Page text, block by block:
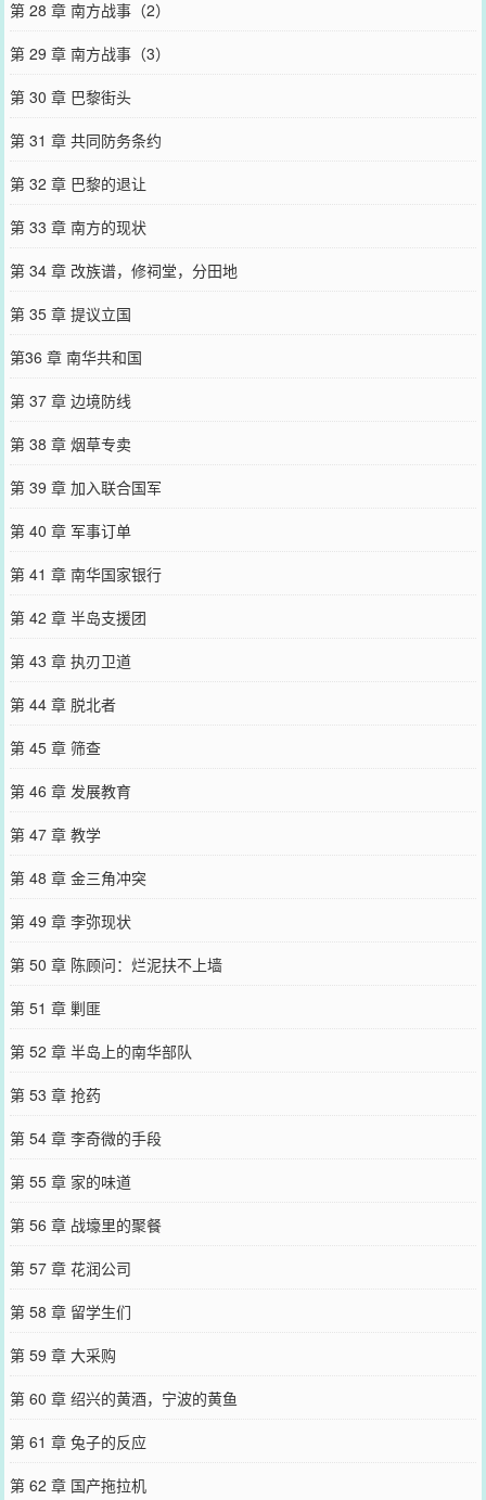
第 28 章 南方战事（2）
第 29 章 南方战事（3）
第 30 章 巴黎街头
第 31 章 共同防务条约
第 32 章 巴黎的退让
第 33 章 南方的现状
第 34 章 改族谱，修祠堂，分田地
第 35 章 提议立国
第36 章 南华共和国
第 37 章 边境防线
第 38 章 烟草专卖
第 39 章 加入联合国军
第 40 章 军事订单
第 41 章 南华国家银行
第 42 章 半岛支援团
第 43 章 执刃卫道
第 44 章 脱北者
第 45 章 筛查
第 46 章 发展教育
第 47 章 教学
第 48 章 金三角冲突
第 49 章 李弥现状
第 50 章 陈顾问：烂泥扶不上墙
第 51 章 剿匪
第 52 章 半岛上的南华部队
第 53 章 抢药
第 54 章 李奇微的手段
第 55 章 家的味道
第 56 章 战壕里的聚餐
第 57 章 花润公司
第 58 章 留学生们
第 59 章 大采购
第 60 章 绍兴的黄酒，宁波的黄鱼
第 61 章 兔子的反应
第 62 章 国产拖拉机